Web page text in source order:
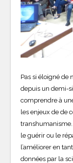
Pas si éloigné
depuis un demi-
comprendre à
les enjeux de de
transhumanisme.
le guérir ou le
l’améliorer en
données par la